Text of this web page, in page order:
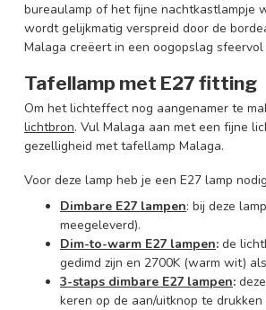
bureaulamp of het fijne nachtkastlampje
wordt gelijkmatig verspreid door de
Malaga creëert in een oogopslag
Tafellamp met E27 fitting
Om het lichteffect nog aangenamer te
lichtbron. Vul Malaga aan met een fijne
gezelligheid met tafellamp Malaga.
Voor deze lamp heb je een E27 lamp
Dimbare E27 lampen: bij deze
meegeleverd).
Dim-to-warm E27 lampen: de
gedimd zijn en 2700K (warm wit)
3-staps dimbare E27 lampen:
keren op de aan/uitknop te